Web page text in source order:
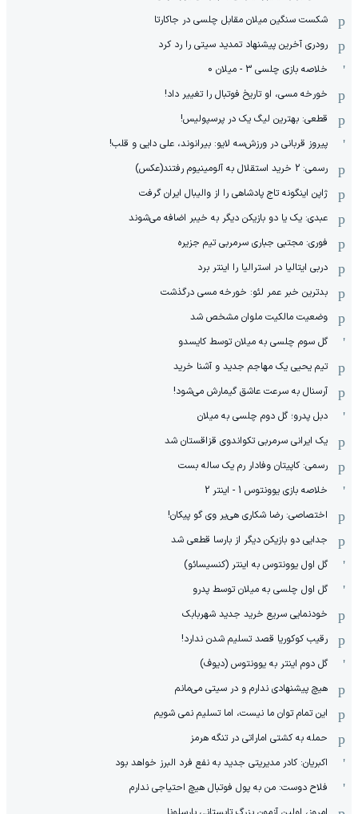
سرمربی استقلال سرمربی تیم ملی کشورش شد
گل اول برایتون با شلیک روتر به دروازه رم
مدیر تیم سایپا انتخاب شد
ترکیب پرستاره تراکتور در استادیوم یادگار
ورود بازیکنان پرسپولیس و آلومینیوم به زمین
بازار داغ آغوش و خوش‌و‌بش در حاشیه بازی پرسپولیس
سقوط بالگرد سیکورسکی اس-۶۴ آمریکا
دیدار مدیران پرسپولیس و آلومینیوم پیش از دیدار دوستانه
پیام تسلیت احساسی نخستین باشگاه لیونل مسی
حرفهای جنجالی چینی: فنونی‌زاده حد خودش را بداند
چطوری یاغی! کنایه پیروز به مدافع پرسپولیس
مذاکرات درباره تنگه هرمز در فضایی مثبت در جریان است
10 گل برتر فیلیپو اینزاگی با پیراهن یوونتوس
شکست سنگین میلان مقابل چلسی در جاکارتا
رودری آخرین پیشنهاد تمدید سیتی را رد کرد
خلاصه بازی چلسی 3 - میلان 0
خورخه مسی، او تاریخ فوتبال را تغییر داد!
قطعی: بهترین لیگ یک در پرسپولیس!
پیروز قربانی در ورزش‌سه لایو: بیرانوند، علی دایی و قلب!
رسمی: 2 خرید استقلال به آلومینیوم رفتند(عکس)
ژاپن اینگونه تاج پادشاهی را از والیبال ایران گرفت
عبدی: یک یا دو بازیکن دیگر به خیبر اضافه می‌شوند
فوری: مجتبی جباری سرمربی تیم جزیره
دربی ایتالیا در استرالیا را اینتر برد
بدترین خبر عمر لئو: خورخه مسی درگذشت
وضعیت مالکیت ملوان مشخص شد
گل سوم چلسی به میلان توسط کایسدو
تیم یحیی یک مهاجم جدید و آشنا خرید
آرسنال به سرعت عاشق گیمارش می‌شود!
دبل پدرو؛ گل دوم چلسی به میلان
یک ایرانی سرمربی تکواندوی قزاقستان شد
رسمی: کاپیتان وفادار رم یک ساله بست
خلاصه بازی یوونتوس 1 - اینتر 2